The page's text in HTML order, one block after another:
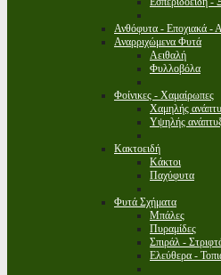
Ανθόφυτα - Εποχιακά -
Αναρριχώμενα Φυτά
Αειθαλή
Φυλλοβόλα
Φοίνικες - Χαμαίρωπες
Χαμηλής
Υψηλής
Κακτοειδή
Κάκτοι
Παχύφυτα
Φυτά Σχήματα
Μπάλες
Πυραμίδες
Σπιράλ -
Ελεύθερα -